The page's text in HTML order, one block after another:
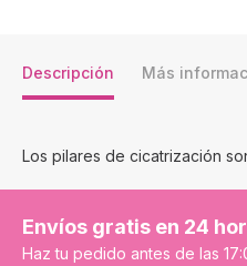
Descripción Más
Los pilares de cicatrización
Envíos gratis en 24
Haz tu pedido antes de las